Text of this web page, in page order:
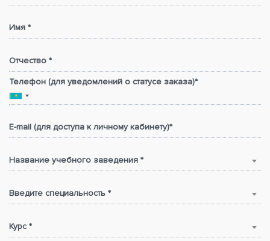
Имя *
Отчество *
Телефон (для уведомлений о статусе заказа)*
E-mail (для доступа к личному кабинету)*
Название учебного заведения *
Введите специальность *
Курс *